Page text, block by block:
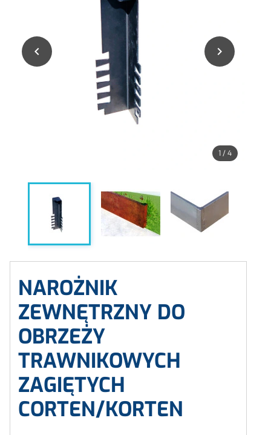
 
1/4
NAROŻNIK
ZEWNĘTRZNY DO
OBRZEŻY
TRAWNIKOWYCH
ZAGIĘTYCH
CORTEN/KORTEN